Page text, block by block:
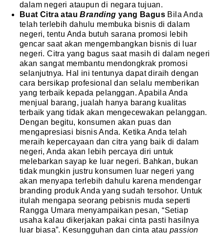
dalam negeri ataupun di negara tujuan.
Buat Citra atauBranding yang Bagus Bila Anda
telah terlebih dahulu membuka bisnis di dalam
negeri, tentu Anda butuh sarana promosi lebih
gencar saat akan mengembangkan bisnis di luar
negeri. Citra yang bagus saat masih di dalam negeri
akan sangat membantu mendongkrak promosi
selanjutnya. Hal ini tentunya dapat diraih dengan
cara bersikap profesional dan selalu memberikan
yang terbaik kepada pelanggan. Apabila Anda
menjual barang, jualah hanya barang kualitas
terbaik yang tidak akan mengecewakan pelanggan.
Dengan begitu, konsumen akan puas dan
mengapresiasi bisnis Anda. Ketika Anda telah
meraih kepercayaan dan citra yang baik di dalam
negeri, Anda akan lebih percaya diri untuk
melebarkan sayap ke luar negeri. Bahkan, bukan
tidak mungkin justru konsumen luar negeri yang
akan menyapa terlebih dahulu karena mendengar
branding produk Anda yang sudah tersohor. Untuk
itulah mengapa seorang pebisnis muda seperti
Rangga Umara menyampaikan pesan, “Setiap
usaha kalau dikerjakan pakai cinta pasti hasilnya
luar biasa”. Kesungguhan dan cinta atau passion